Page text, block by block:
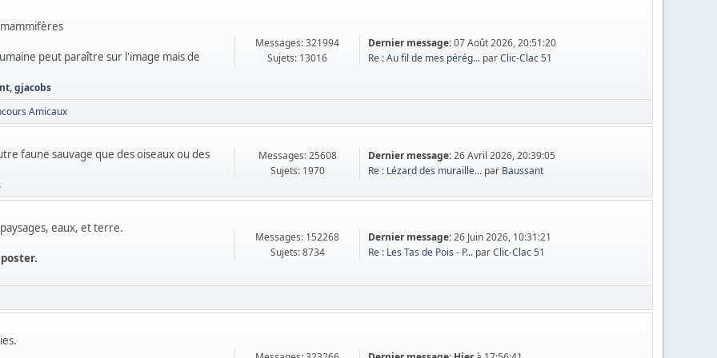
peut paraître sur l'image mais de
,gjacobs
Messages: 321994
Sujets: 13016
Dernier message:07 Août 2026, 20:51:20
Re : Au fil de mes pérég... parClic-Clac 51
Amicaux
faune sauvage que des oiseaux ou des
Messages: 25608
Sujets: 1970
Dernier message:26 Avril 2026, 20:39:05
Re : Lézard des muraille... par Baussant
eaux, et terre.
Messages: 152268
Sujets: 8734
Dernier message:26 Juin 2026, 10:31:21
Re : Les Tas de Pois - P... parClic-Clac 51